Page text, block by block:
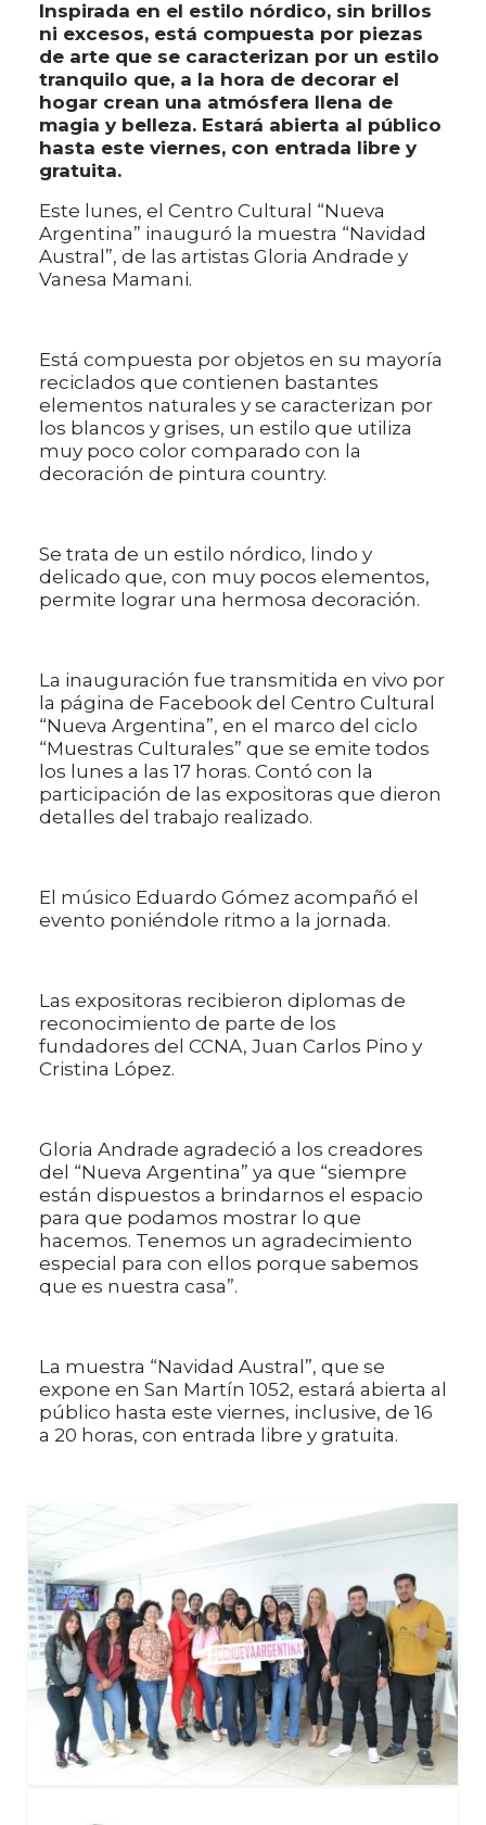
Inspirada en el estilo nórdico, sin brillos
ni excesos, está compuesta por piezas
de arte que se caracterizan por un estilo
tranquilo que, a la hora de decorar el
hogar crean una atmósfera llena de
magia y belleza. Estará abierta al público
hasta este viernes, con entrada libre y
gratuita.
Este lunes, el Centro Cultural “Nueva
Argentina” inauguró la muestra “Navidad
Austral”, de las artistas Gloria Andrade y
Vanesa Mamani.
Está compuesta por objetos en su mayoría
reciclados que contienen bastantes
elementos naturales y se caracterizan por
los blancos y grises, un estilo que utiliza
muy poco color comparado con la
decoración de pintura country.
Se trata de un estilo nórdico, lindo y
delicado que, con muy pocos elementos,
permite lograr una hermosa decoración.
La inauguración fue transmitida en vivo por
la página de Facebook del Centro Cultural
“Nueva Argentina”, en el marco del ciclo
“Muestras Culturales” que se emite todos
los lunes a las 17 horas. Contó con la
participación de las expositoras que dieron
detalles del trabajo realizado.
El músico Eduardo Gómez acompañó el
evento poniéndole ritmo a la jornada.
Las expositoras recibieron diplomas de
reconocimiento de parte de los
fundadores del CCNA, Juan Carlos Pino y
Cristina López.
Gloria Andrade agradeció a los creadores
del “Nueva Argentina” ya que “siempre
están dispuestos a brindarnos el espacio
para que podamos mostrar lo que
hacemos. Tenemos un agradecimiento
especial para con ellos porque sabemos
que es nuestra casa”.
La muestra “Navidad Austral”, que se
expone en San Martín 1052, estará abierta al
público hasta este viernes, inclusive, de 16
a 20 horas, con entrada libre y gratuita.